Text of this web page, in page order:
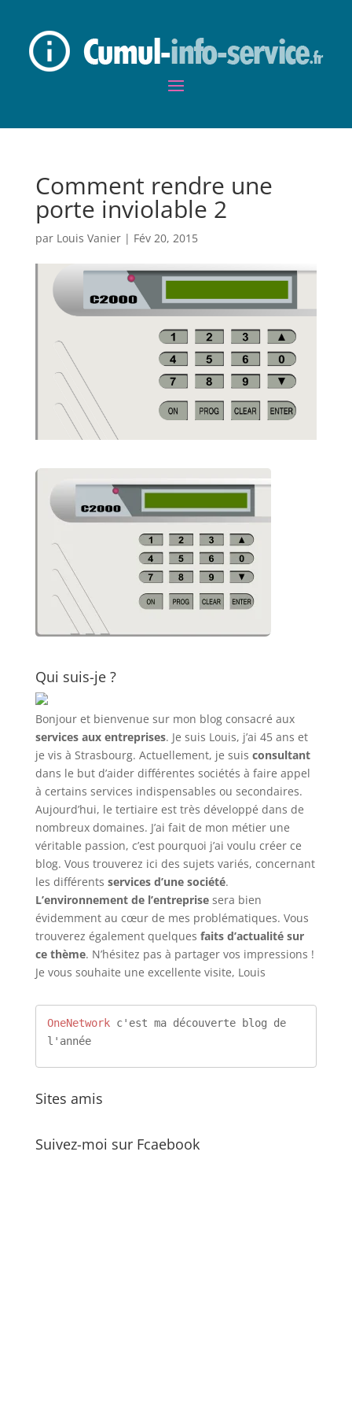
Comment rendre une
porte inviolable 2
par Louis Vanier| Fév 20, 2015
Qui suis-je ?
Bonjour et bienvenue sur mon blog consacré aux
services aux entreprises. Je suis Louis, j’ai 45 ans et
je vis à Strasbourg. Actuellement, je suis consultant
dans le but d’aider différentes sociétés à faire appel
à certains services indispensables ou secondaires.
Aujourd’hui, le tertiaire est très développé dans de
nombreux domaines. J’ai fait de mon métier une
véritable passion, c’est pourquoi j’ai voulu créer ce
blog. Vous trouverez ici des sujets variés, concernant
les différents services d’une société.
L’environnement de l’entreprisesera bien
évidemment au cœur de mes problématiques. Vous
trouverez également quelques faits d’actualité sur
ce thème. N’hésitez pas à partager vos impressions !
Je vous souhaite une excellente visite, Louis
OneNetwork c'est ma découverte blog de
l'année
Sites amis
Suivez-moi sur Fcaebook